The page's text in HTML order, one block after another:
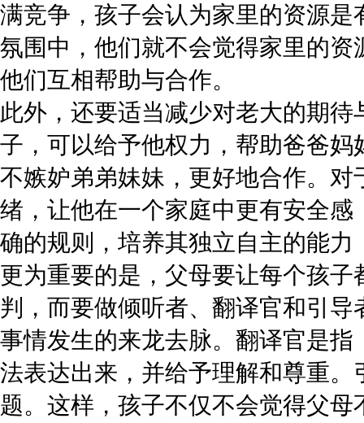
满竞争，孩子会认为家里的资源
氛围中，他们就不会觉得家里的
他们互相帮助与合作。
此外，还要适当减少对老大的期
子，可以给予他权力，帮助爸爸妈
不嫉妒弟弟妹妹，更好地合作。
绪，让他在一个家庭中更有安全感
确的规则，培养其独立自主的能
更为重要的是，父母要让每个孩
判，而要做倾听者、翻译官和引
事情发生的来龙去脉。翻译官是
法表达出来，并给予理解和尊重
题。这样，孩子不仅不会觉得父